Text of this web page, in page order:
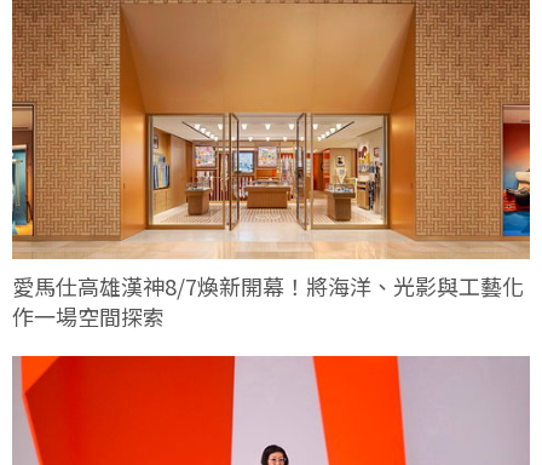
愛馬仕高雄漢神8/7煥新開幕！將海洋、光影與工藝化
作一場空間探索